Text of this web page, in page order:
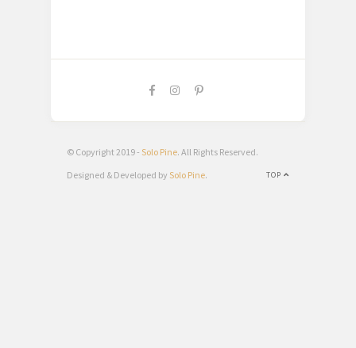
© Copyright 2019 - Solo Pine. All Rights Reserved.
TOP
Designed & Developed by Solo Pine.